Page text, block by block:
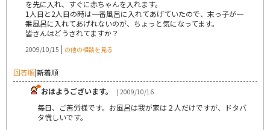
を先に入れ、すぐに赤ちゃんを入れます。
1人目と2人目の時は一番風呂に入れてあげていたので、末っ子が一
番風呂に入れてあげれないのが、ちょっと気になってます。
皆さんはどうされてますか？
2009/10/15 | の他の相談を見る
回答順|新着順
おはようございます。
| 2009/10/16
毎日、ご苦労様です。お風呂は我が家は２人だけですが、ドタバ
タ慌しいです。